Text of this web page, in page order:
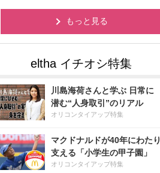
もっと見る
川島海荷さんと学ぶ 日常に
潜む“人身取引”のリアル
オリコンタイアップ特集
マクドナルドが40年にわたり
支える「小学生の甲子園」
オリコンタイアップ特集